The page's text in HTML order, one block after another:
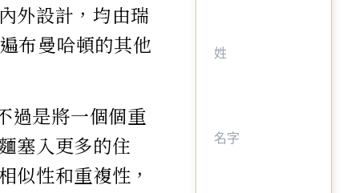
外設計，均由瑞
布曼哈頓的其他
是將一個個重
塞入更多的住
似性和重複性，